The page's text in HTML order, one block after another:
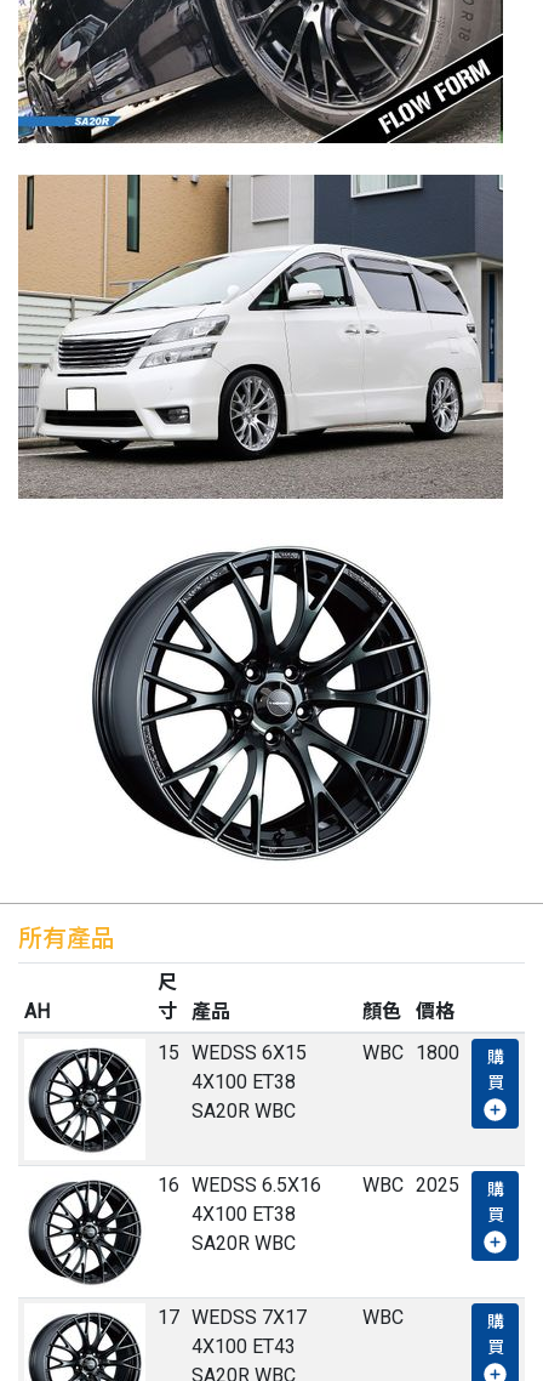
所有產品
AH
尺
寸
產品 顏色
價格
15 WEDSS 6X15
4X100 ET38
SA20R WBC
WBC 1800
購
買
16 WEDSS 6.5X16
4X100 ET38
SA20R WBC
WBC 2025
購
買
17 WEDSS 7X17
4X100 ET43
SA20R WBC
WBC
購
買